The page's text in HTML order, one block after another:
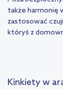
także harmonię
zastosować
któryś z
Kinkiety w